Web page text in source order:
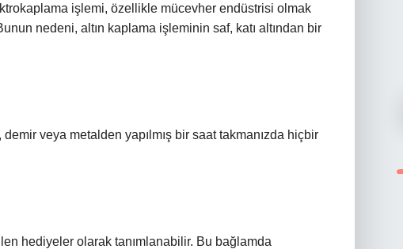
işlemi, özellikle mücevher endüstrisi olmak
nedeni, altın kaplama işleminin saf, katı altından bir
veya metalden yapılmış bir saat takmanızda hiçbir
hediyeler olarak tanımlanabilir. Bu bağlamda